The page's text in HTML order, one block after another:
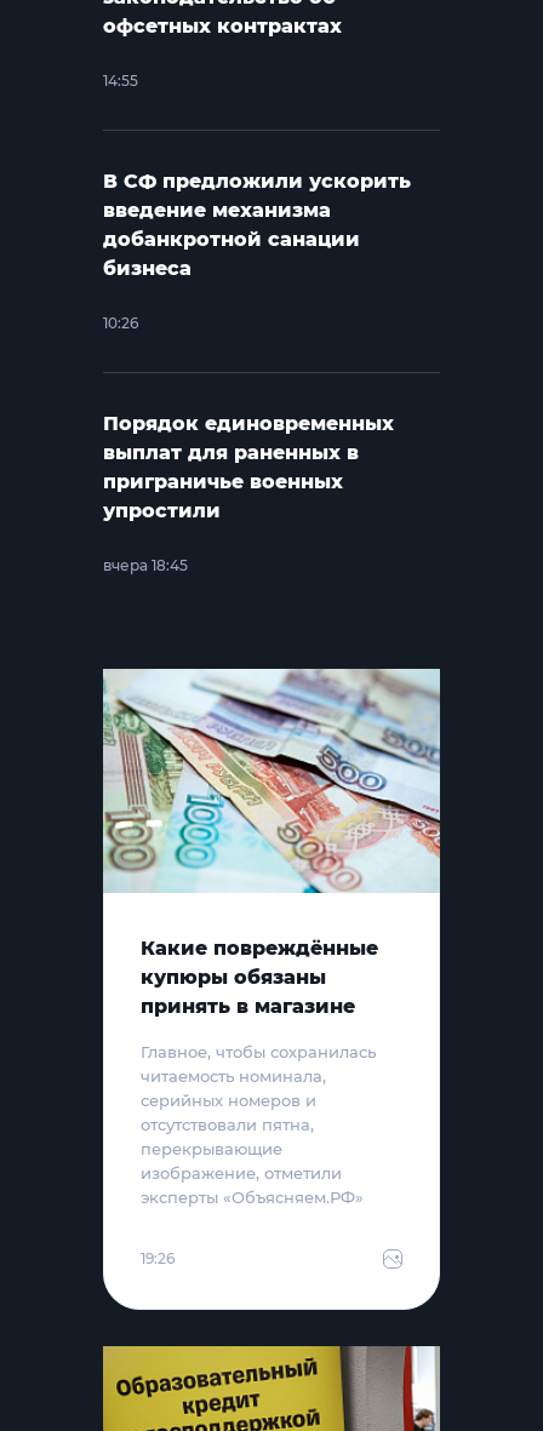
офсетных контрактах
14:55
В СФ предложили ускорить
введение механизма
добанкротной санации
бизнеса
10:26
Порядок единовременных
выплат для раненных в
приграничье военных
упростили
вчера 18:45
Какие повреждённые
купюры обязаны
принять в магазине
Главное, чтобы сохранилась
читаемость номинала,
серийных номеров и
отсутствовали пятна,
перекрывающие
изображение, отметили
эксперты «Объясняем.РФ»
19:26